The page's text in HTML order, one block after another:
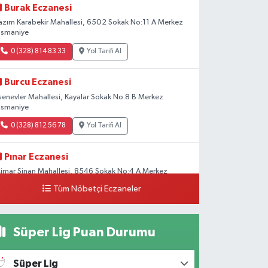
Burak Eczanesi
Karabekir Mahallesi, 6502 Sokak No:11 A Merkez
0 (328) 814 83 33 Yol Tarifi Al
Burcu Eczanesi
Mahallesi, Kayalar Sokak No:8 B Merkez
0 (328) 812 56 78 Yol Tarifi Al
Pınar Eczanesi
Sinan Mahallesi, 8546 Sokak No:4 A Merkez
Tüm Nöbetçi Eczaneler
Süper Lig Puan Durumu
Süper Lig